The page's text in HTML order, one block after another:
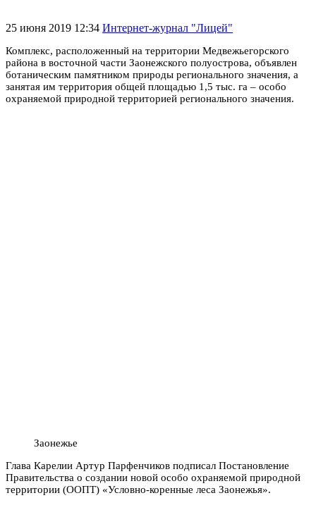
25 июня 2019 12:34 Интернет-журнал "Лицей"
Комплекс, расположенный на территории Медвежьегорского
района в восточной части Заонежского полуострова, объявлен
ботаническим памятником природы регионального значения, а
занятая им территория общей площадью 1,5 тыс. га – особо
охраняемой природной территорией регионального значения.
Заонежье
Глава Карелии Артур Парфенчиков подписал Постановление
Правительства о создании новой особо охраняемой природной
территории (ООПТ) «Условно-коренные леса Заонежья».